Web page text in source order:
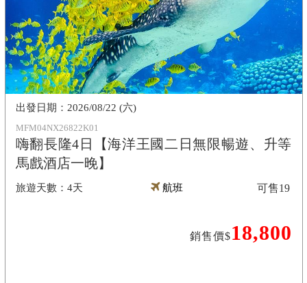
MFM04NX26822K01
嗨翻長隆4日【海洋王國二日無限暢遊、升等
馬戲酒店一晚】
4天
2026/08/22 (六)
航班
銷售價$18,800
可售19